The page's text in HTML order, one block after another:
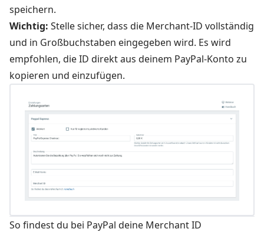
speichern.
Wichtig: Stelle sicher, dass die Merchant-ID vollständig
und in Großbuchstaben eingegeben wird. Es wird
empfohlen, die ID direkt aus deinem PayPal-Konto zu
kopieren und einzufügen.
So findest du bei PayPal deine Merchant ID